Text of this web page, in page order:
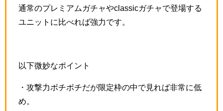
通常のプレミアムガチャやclassicガチャで登場する
ユニットに比べれば強力です。
以下微妙なポイント
・攻撃力ボチボチだが限定枠の中で見れば非常に低
め。